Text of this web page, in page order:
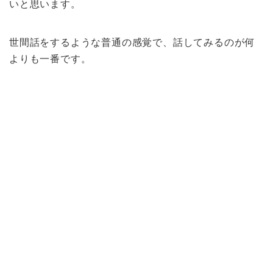
いと思います。
世間話をするような普通の感覚で、話してみるのが何
よりも一番です。